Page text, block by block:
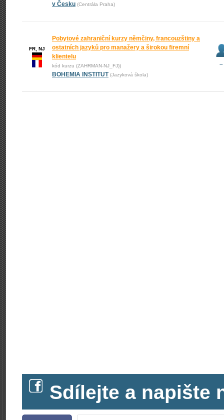
v Česku (Centrála Praha)
FR, NJ
Pobytové zahraniční kurzy němčiny, francouzštiny a
ostatních jazyků pro manažery a širokou firemní
klientelu
kód kurzu (ZAHRMAN-NJ_FJ))
BOHEMIA INSTITUT (Jazyková škola)
–
Sdílejte a napište